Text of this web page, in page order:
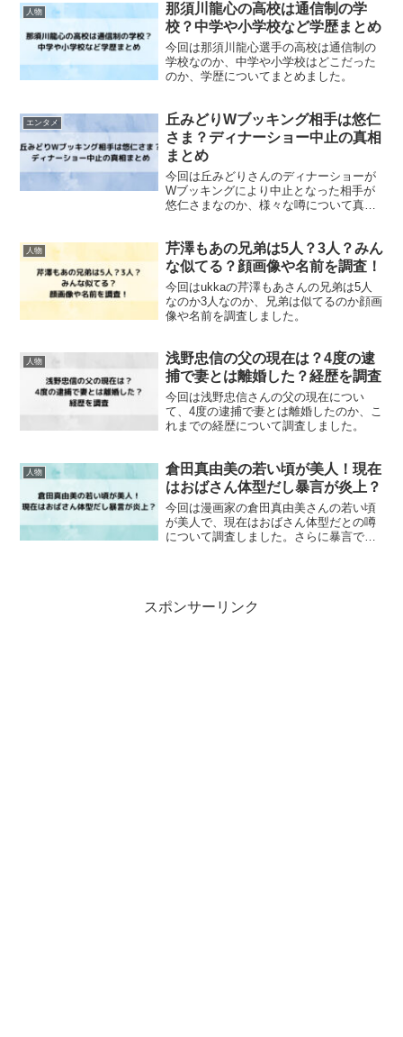
人物
那須川龍心の高校は通信制の学
校？中学や小学校など学歴まとめ
今回は那須川龍心選手の高校は通信制の
学校なのか、中学や小学校はどこだった
のか、学歴についてまとめました。
エンタメ
丘みどりWブッキング相手は悠仁
さま？ディナーショー中止の真相
まとめ
今回は丘みどりさんのディナーショーが
Wブッキングにより中止となった相手が
悠仁さまなのか、様々な噂について真相
人物
芹澤もあの兄弟は5人？3人？みん
な似てる？顔画像や名前を調査！
今回はukkaの芹澤もあさんの兄弟は5人
なのか3人なのか、兄弟は似てるのか顔画
像や名前を調査しました。
人物
浅野忠信の父の現在は？4度の逮
捕で妻とは離婚した？経歴を調査
今回は浅野忠信さんの父の現在につい
て、4度の逮捕で妻とは離婚したのか、こ
れまでの経歴について調査しました。
人物
倉田真由美の若い頃が美人！現在
はおばさん体型だし暴言が炎上？
今回は漫画家の倉田真由美さんの若い頃
が美人で、現在はおばさん体型だとの噂
について調査しました。さらに暴言で炎
スポンサーリンク